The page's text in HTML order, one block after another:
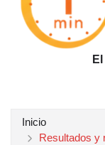
Inicio
Resultados y